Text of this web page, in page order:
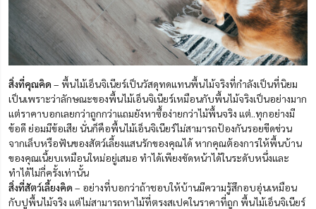
สิ่งที่คุณคิด – พื้นไม้เอ็นจิเนียร์เป็นวัสดุทดแทนพื้นไม้จริงที่กำลังเป็นที่นิยม
เป็นเพราะว่าลักษณะของพื้นไม้เอ็นจิเนียร์เหมือนกับพื้นไม้จริงเป็นอย่างมาก
แต่ราคาบอกเลยกว่าถูกกว่าแถมยังหาซื้อง่ายกว่าไม้พื้นจริง แต่..ทุกอย่างมี
ข้อดี ย่อมมีข้อเสีย นั่นก็คือพื้นไม้เอ็นจิเนียร์ไม่สามารถป้องกันรอยขีดข่วน
จากเล็บหรือฟันของสัตว์เลี้ยงแสนรักของคุณได้ หากคุณต้องการให้พื้นบ้าน
ของคุณเนี้ยบเหมือนใหม่อยู่เสมอ ทำได้เพียงขัดหน้าได้ในระดับหนึ่งและ
ทำได้ไม่กี่ครั้งเท่านั้น
สิ่งที่สัตว์เลี้ยงคิด – อย่างที่บอกว่าถ้าชอบให้บ้านมีความรู้สึกอบอุ่นเหมือน
กับปูพื้นไม้จริง แต่ไม่สามารถหาไม้ที่ตรงสเปคในราคาที่ถูก พื้นไม้เอ็นจิเนียร์